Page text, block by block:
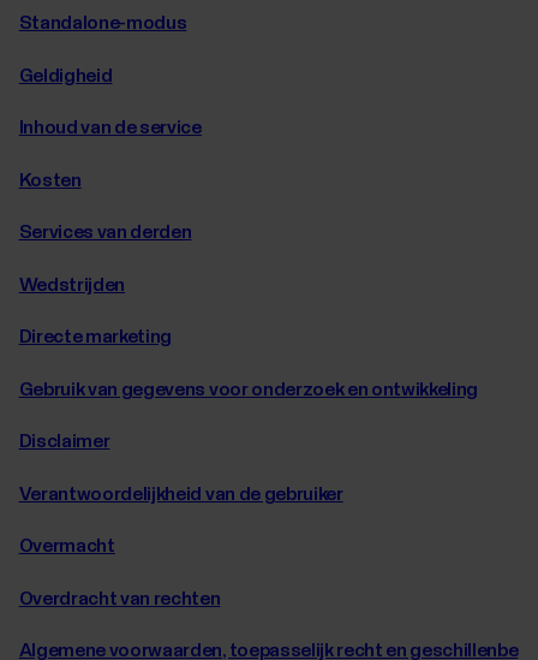
Standalone-modus
Geldigheid
Inhoud van de service
Kosten
Services van derden
Wedstrijden
Directe marketing
Gebruik van gegevens voor onderzoek en ontwikkeling
Disclaimer
Verantwoordelijkheid van de gebruiker
Overmacht
Overdracht van rechten
Algemene voorwaarden, toepasselijk recht en geschillenbe